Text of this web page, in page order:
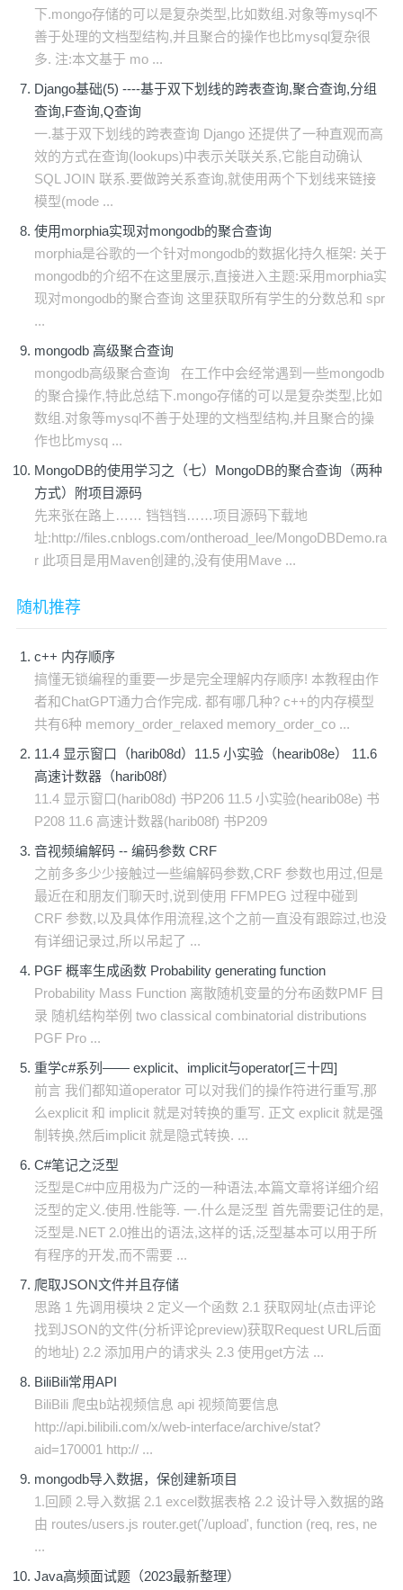
下.mongo存储的可以是复杂类型,比如数组.对象等mysql不
善于处理的文档型结构,并且聚合的操作也比mysql复杂很
多. 注:本文基于 mo ...
Django基础(5) ----基于双下划线的跨表查询,聚合查询,分组
查询,F查询,Q查询
一.基于双下划线的跨表查询 Django 还提供了一种直观而高
效的方式在查询(lookups)中表示关联关系,它能自动确认
SQL JOIN 联系.要做跨关系查询,就使用两个下划线来链接
模型(mode ...
使用morphia实现对mongodb的聚合查询
morphia是谷歌的一个针对mongodb的数据化持久框架: 关于
mongodb的介绍不在这里展示,直接进入主题:采用morphia实
现对mongodb的聚合查询 这里获取所有学生的分数总和 spr
...
mongodb 高级聚合查询
mongodb高级聚合查询 在工作中会经常遇到一些mongodb
的聚合操作,特此总结下.mongo存储的可以是复杂类型,比如
数组.对象等mysql不善于处理的文档型结构,并且聚合的操
作也比mysq ...
MongoDB的使用学习之（七）MongoDB的聚合查询（两种
方式）附项目源码
先来张在路上…… 铛铛铛……项目源码下载地
址:http://files.cnblogs.com/ontheroad_lee/MongoDBDemo.ra
r 此项目是用Maven创建的,没有使用Mave ...
随机推荐
c++ 内存顺序
搞懂无锁编程的重要一步是完全理解内存顺序! 本教程由作
者和ChatGPT通力合作完成. 都有哪几种? c++的内存模型
共有6种 memory_order_relaxed memory_order_co ...
11.4 显示窗口（harib08d）11.5 小实验（hearib08e） 11.6
高速计数器（harib08f）
11.4 显示窗口(harib08d) 书P206 11.5 小实验(hearib08e) 书
P208 11.6 高速计数器(harib08f) 书P209
音视频编解码 -- 编码参数 CRF
之前多多少少接触过一些编解码参数,CRF 参数也用过,但是
最近在和朋友们聊天时,说到使用 FFMPEG 过程中碰到
CRF 参数,以及具体作用流程,这个之前一直没有跟踪过,也没
有详细记录过,所以吊起了 ...
PGF 概率生成函数 Probability generating function
Probability Mass Function 离散随机变量的分布函数PMF 目
录 随机结构举例 two classical combinatorial distributions
PGF Pro ...
重学c#系列—— explicit、implicit与operator[三十四]
前言 我们都知道operator 可以对我们的操作符进行重写,那
么explicit 和 implicit 就是对转换的重写. 正文 explicit 就是强
制转换,然后implicit 就是隐式转换. ...
C#笔记之泛型
泛型是C#中应用极为广泛的一种语法,本篇文章将详细介绍
泛型的定义.使用.性能等. 一.什么是泛型 首先需要记住的是,
泛型是.NET 2.0推出的语法,这样的话,泛型基本可以用于所
有程序的开发,而不需要 ...
爬取JSON文件并且存储
思路 1 先调用模块 2 定义一个函数 2.1 获取网址(点击评论
找到JSON的文件(分析评论preview)获取Request URL后面
的地址) 2.2 添加用户的请求头 2.3 使用get方法 ...
BiliBili常用API
BiliBili 爬虫b站视频信息 api 视频简要信息
http://api.bilibili.com/x/web-interface/archive/stat?
aid=170001 http:// ...
mongodb导入数据，保创建新项目
1.回顾 2.导入数据 2.1 excel数据表格 2.2 设计导入数据的路
由 routes/users.js router.get('/upload', function (req, res, ne
...
Java高频面试题（2023最新整理）